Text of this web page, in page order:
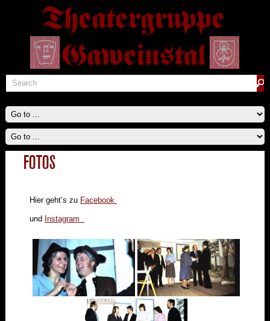
FOTOS
Hier geht’s zu Facebook
und Instagram